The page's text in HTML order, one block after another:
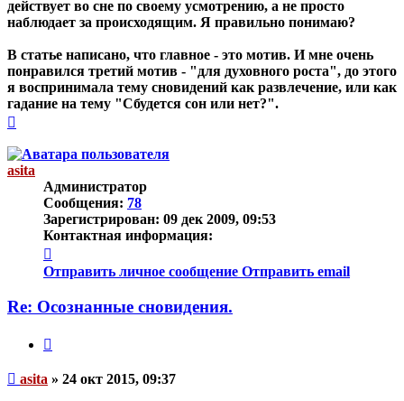
действует во сне по своему усмотрению, а не просто
наблюдает за происходящим. Я правильно понимаю?
В статье написано, что главное - это мотив. И мне очень
понравился третий мотив - "для духовного роста", до этого
я воспринимала тему сновидений как развлечение, или как
гадание на тему "Сбудется сон или нет?".
началу
asita
Администратор
Сообщения: 78
Зарегистрирован: 09 дек 2009, 09:53
Контактная информация:
информация
пользователя
Отправить личное сообщение Отправить email
Re: Осознанные сновидения.
Непрочитанное
asita » 24 окт 2015, 09:37